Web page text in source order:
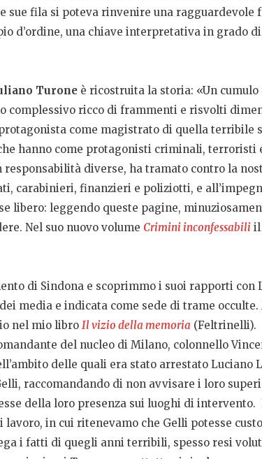
sue fila si poteva rinvenire una ragguardevole
d’ordine, una chiave interpretativa in grado
Turone è ricostruita la storia: «Un
complessivo ricco di frammenti e risvolti
come magistrato di quella terribile
hanno come protagonisti criminali, terroristi
diverse, ha tramato contro la
carabinieri, finanzieri e poliziotti, e
libero: leggendo queste pagine,
Nel suo nuovo volume Crimini inconfessabili il
di Sindona e scoprimmo i suoi rapporti con
media e indicata come sede di trame
nel mio libro Il vizio della memoria (Feltrinelli).
del nucleo di Milano, colonnello
delle quali era stato arrestato Luciano
raccomandando di non avvisare i loro
della loro presenza sui luoghi di intervento.
in cui ritenevamo che Gelli potesse
i fatti di quegli anni terribili, spesso resi